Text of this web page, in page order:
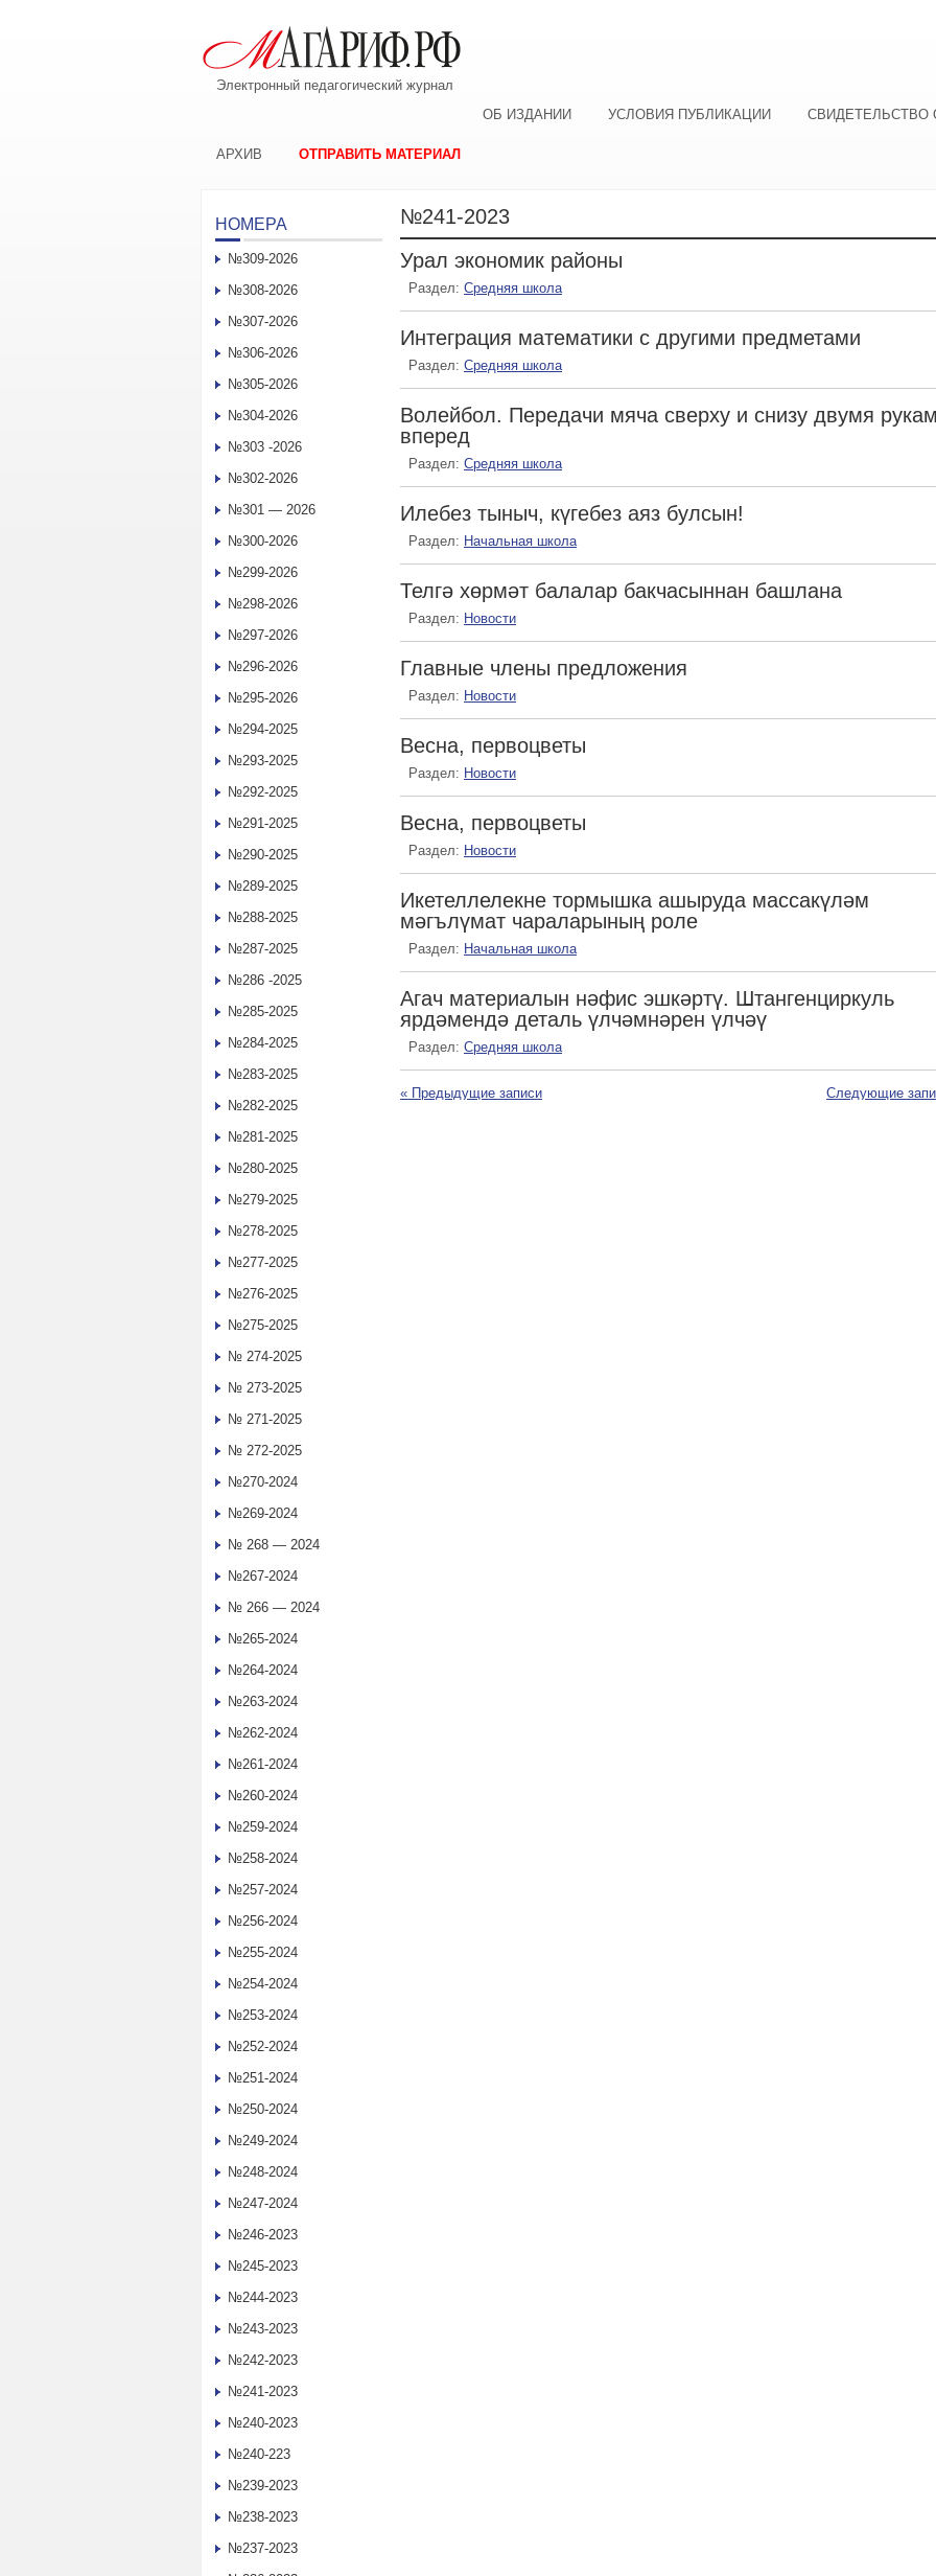
Электронный педагогический журнал
ОБ ИЗДАНИИ
УСЛОВИЯ ПУБЛИКАЦИИ СВИДЕТЕЛЬСТВО
АРХИВ ОТПРАВИТЬ МАТЕРИАЛ
№241-2023
Урал экономик районы
Раздел: Средняя школа
Интеграция математики с другими предметами
Раздел: Средняя школа
Волейбол. Передачи мяча сверху и снизу двумя
вперед
Раздел: Средняя школа
Илебез тыныч, күгебез аяз булсын!
Раздел: Начальная школа
Телгә хөрмәт балалар бакчасыннан башлана
Раздел: Новости
Главные члены предложения
Раздел: Новости
Весна, первоцветы
Раздел: Новости
Весна, первоцветы
Раздел: Новости
Икетеллелекне тормышка ашыруда массакүләм
мәгълүмат чараларының роле
Раздел: Начальная школа
Агач материалын нәфис эшкәртү. Штангенциркуль
ярдәмендә деталь үлчәмнәрен үлчәү
Раздел: Средняя школа
« Предыдущие записи Следующие
НОМЕРА
№309-2026
№308-2026
№307-2026
№306-2026
№305-2026
№304-2026
№303 -2026
№302-2026
№301 — 2026
№300-2026
№299-2026
№298-2026
№297-2026
№296-2026
№295-2026
№294-2025
№293-2025
№292-2025
№291-2025
№290-2025
№289-2025
№288-2025
№287-2025
№286 -2025
№285-2025
№284-2025
№283-2025
№282-2025
№281-2025
№280-2025
№279-2025
№278-2025
№277-2025
№276-2025
№275-2025
№ 274-2025
№ 273-2025
№ 271-2025
№ 272-2025
№270-2024
№269-2024
№ 268 — 2024
№267-2024
№ 266 — 2024
№265-2024
№264-2024
№263-2024
№262-2024
№261-2024
№260-2024
№259-2024
№258-2024
№257-2024
№256-2024
№255-2024
№254-2024
№253-2024
№252-2024
№251-2024
№250-2024
№249-2024
№248-2024
№247-2024
№246-2023
№245-2023
№244-2023
№243-2023
№242-2023
№241-2023
№240-2023
№240-223
№239-2023
№238-2023
№237-2023